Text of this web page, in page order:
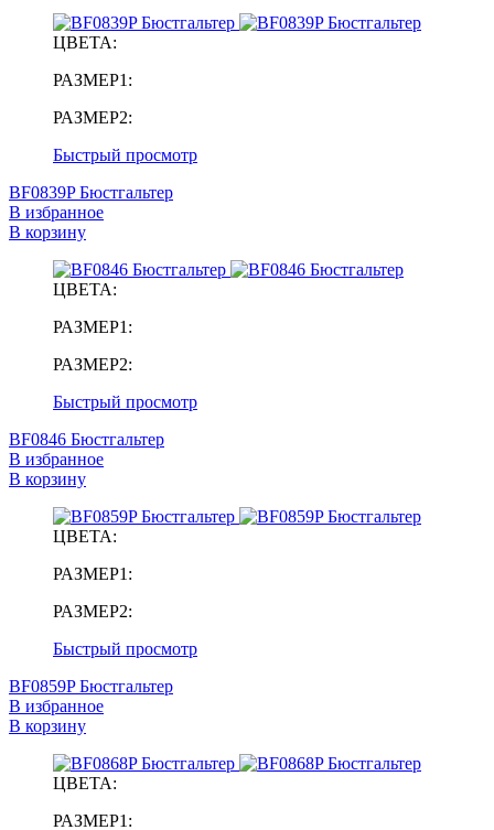
ЦВЕТА:
РАЗМЕР1:
РАЗМЕР2:
Быстрый просмотр
BF0839P Бюстгальтер
В избранное
В корзину
ЦВЕТА:
РАЗМЕР1:
РАЗМЕР2:
Быстрый просмотр
BF0846 Бюстгальтер
В избранное
В корзину
ЦВЕТА:
РАЗМЕР1:
РАЗМЕР2:
Быстрый просмотр
BF0859P Бюстгальтер
В избранное
В корзину
ЦВЕТА:
РАЗМЕР1: